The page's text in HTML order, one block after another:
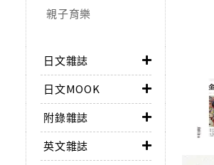
親子育樂
日文雜誌
日文MOOK
附錄雜誌
英文雜誌